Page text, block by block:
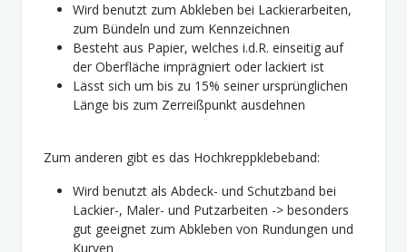
Wird benutzt zum Abkleben bei Lackierarbeiten,
zum Bündeln und zum Kennzeichnen
Besteht aus Papier, welches i.d.R. einseitig auf
der Oberfläche imprägniert oder lackiert ist
Lässt sich um bis zu 15% seiner ursprünglichen
Länge bis zum Zerreißpunkt ausdehnen
Zum anderen gibt es das Hochkreppklebeband:
Wird benutzt als Abdeck- und Schutzband bei
Lackier-, Maler- und Putzarbeiten -> besonders
gut geeignet zum Abkleben von Rundungen und
Kurven